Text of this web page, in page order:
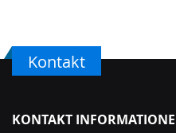
Kontakt
KONTAKT